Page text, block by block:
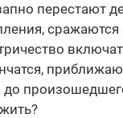
перестают
до